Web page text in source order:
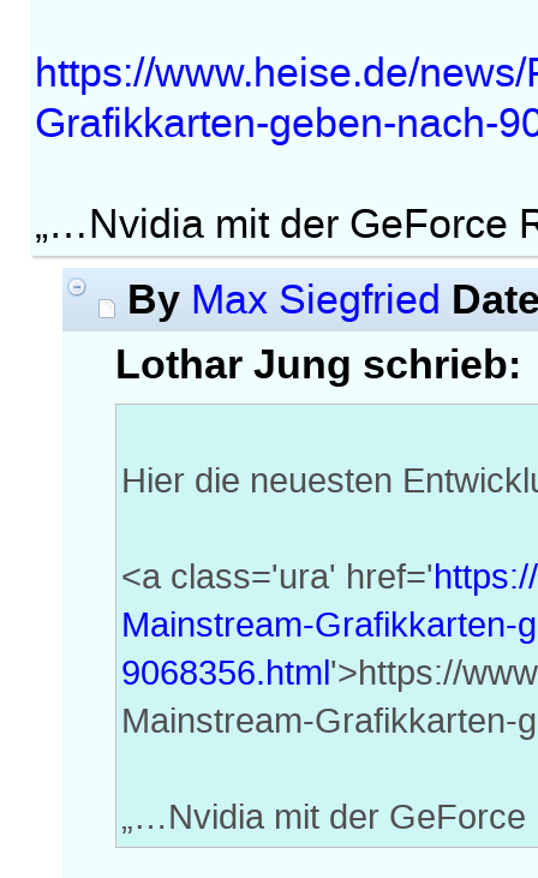
https://www.heise.de/
Grafikkarten-geben-nach-
„…Nvidia mit der GeForce
By Max Siegfried
Lothar Jung schrieb:
Hier die neuesten
<a class='ura' href='
Mainstream-Grafikkarten-
9068356.html'>https://
Mainstream-Grafikkarten-
„…Nvidia mit der GeForce